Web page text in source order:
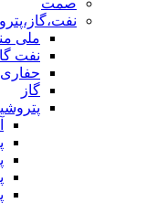
صمت
ملی
نفت
حفاری
گاز